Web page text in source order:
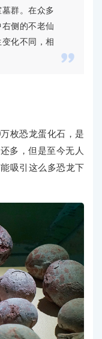

群。在众多
侧的不老仙
化不同，相
枚恐龙蛋化石，是
多，但是至今无人
吸引这么多恐龙下